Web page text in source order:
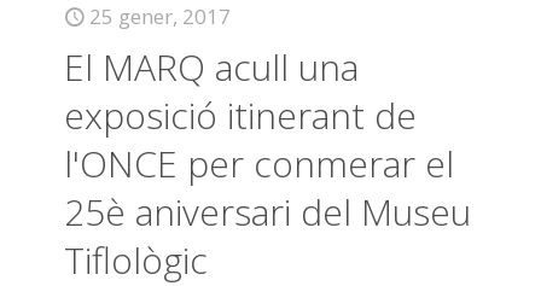
25 gener, 2017
El MARQ acull una
exposició itinerant de
l'ONCE per conmerar el
25è aniversari del Museu
Tiflològic